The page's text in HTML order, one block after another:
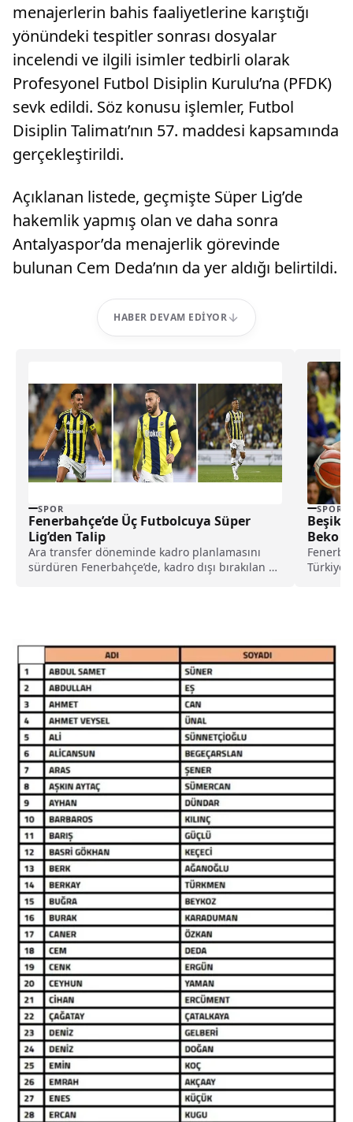
menajerlerin bahis faaliyetlerine karıştığı
yönündeki tespitler sonrası dosyalar
incelendi ve ilgili isimler tedbirli olarak
Profesyonel Futbol Disiplin Kurulu’na (PFDK)
sevk edildi. Söz konusu işlemler, Futbol
Disiplin Talimatı’nın 57. maddesi kapsamında
gerçekleştirildi.
Açıklanan listede, geçmişte Süper Lig’de
hakemlik yapmış olan ve daha sonra
Antalyaspor’da menajerlik görevinde
bulunan Cem Deda’nın da yer aldığı belirtildi.
HABER DEVAM EDIYOR
SPOR
Fenerbahçe’de Üç Futbolcuya Süper
Lig’den Talip
Ara transfer döneminde kadro planlamasını
sürdüren Fenerbahçe’de, kadro dışı bırakılan üç
SPOR
Beko
Türkiye